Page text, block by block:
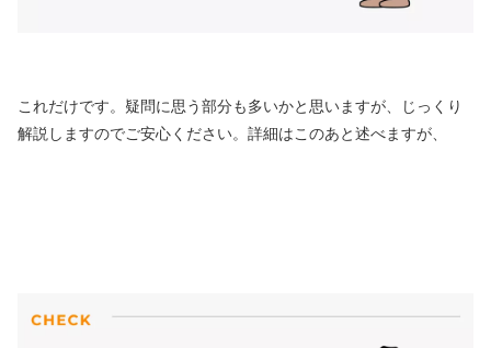
これだけです。疑問に思う部分も多いかと思いますが、じっくり
解説しますのでご安心ください。詳細はこのあと述べますが、